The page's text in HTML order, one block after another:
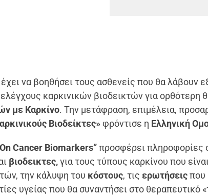
να βοηθήσει τους ασθενείς που θα λάβουν
καρκινικών βιοδεικτών για ορθότερη
με Καρκίνο. Την μετάφραση, επιμέλεια,
Βιοδείκτες» φρόντισε η Ελληνική
Cancer Biomarkers”προσφέρει πληροφορίες
βιοδεικτες,για τους τύπους καρκίνου που
την κάλυψη του κόστους, τις ερωτήσειςπου
υγείας που θα συναντήσει στο θεραπευτικό